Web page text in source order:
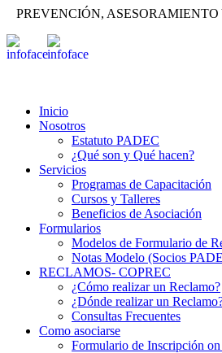
PREVENCIÓN,
Inicio
Nosotros
Estatuto PADEC
¿Qué son y Qué hacen?
Servicios
Programas de Capacitación
Cursos y Talleres
Beneficios de Asociación
Formularios
Modelos de Formulario de
Notas Modelo (Socios
RECLAMOS- COPREC
¿Cómo realizar un Reclamo?
¿Dónde realizar un
Consultas Frecuentes
Como asociarse
Formulario de Inscripción